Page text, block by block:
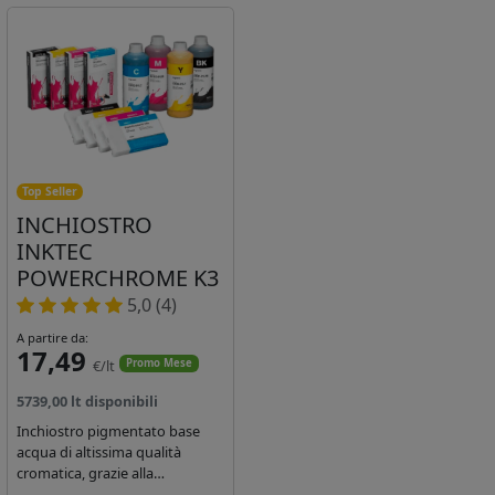
Top Seller
INCHIOSTRO
INKTEC
POWERCHROME K3
5,0 (4)
A partire da:
17,49 €/lt Promo Mese
5739,00 lt disponibili
Inchiostro pigmentato base
acqua di altissima qualità
cromatica, grazie alla